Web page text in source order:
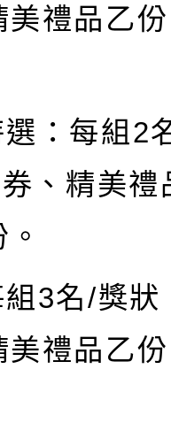
美禮品乙
：每組2
、精美禮
組3名/獎
美禮品乙